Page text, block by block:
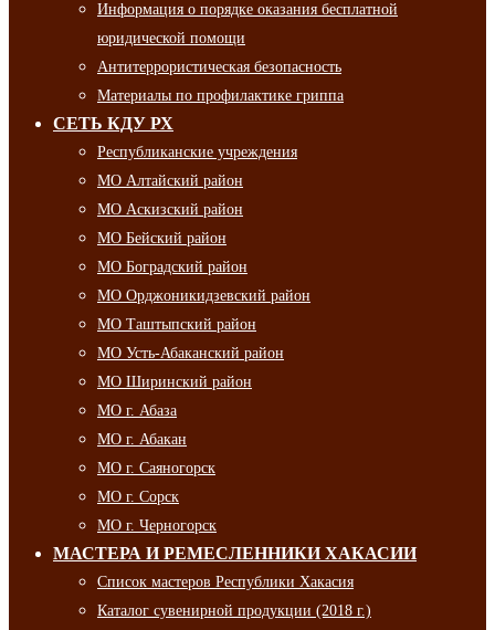
Информация о порядке оказания бесплатной
юридической помощи
Антитеррористическая безопасность
Материалы по профилактике гриппа
СЕТЬ КДУ РХ
Республиканские учреждения
МО Алтайский район
МО Аскизский район
МО Бейский район
МО Боградский район
МО Орджоникидзевский район
МО Таштыпский район
МО Усть-Абаканский район
МО Ширинский район
МО г. Абаза
МО г. Абакан
МО г. Саяногорск
МО г. Сорск
МО г. Черногорск
МАСТЕРА И РЕМЕСЛЕННИКИ ХАКАСИИ
Список мастеров Республики Хакасия
Каталог сувенирной продукции (2018 г.)